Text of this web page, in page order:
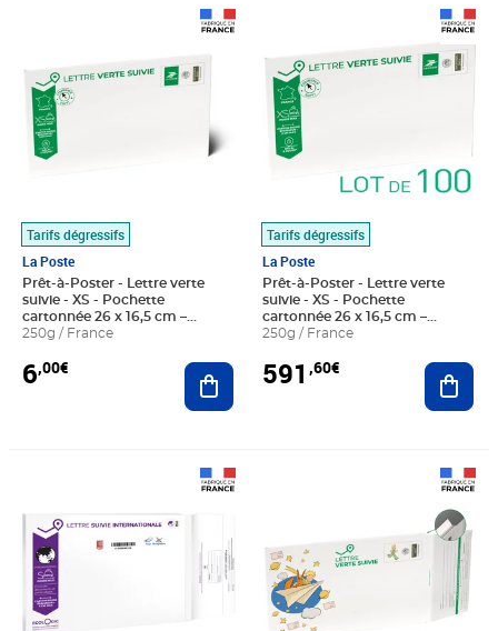
Tarifs dégressifs
La Poste
Prêt-à-Poster - Lettre verte
suivie - XS - Pochette
cartonnée 26 x 16,5 cm –
épaisseur 3 cm
250g / France
6,00€ Ajouter au panier
Tarifs dégressifs
La Poste
Prêt-à-Poster - Lettre verte
suivie - XS - Pochette
cartonnée 26 x 16,5 cm –
épaisseur 3 cm - Lot de 100
250g / France
591 ,60€